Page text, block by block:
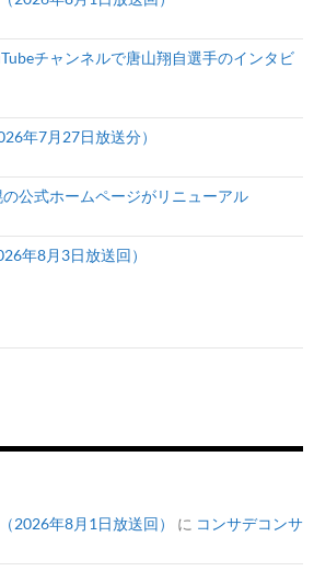
チャンネルで唐山翔自選手のインタビ
年7月27日放送分）
公式ホームページがリニューアル
年8月3日放送回）
2026年8月1日放送回） に コンサデコンサ